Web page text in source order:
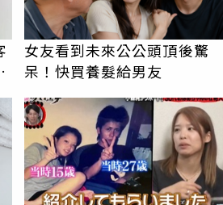
女友看到未來公公頭頂後驚
呆！快買養髮給男友